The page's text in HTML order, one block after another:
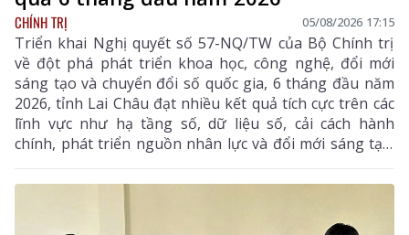
CHÍNH TRỊ 05/08/2026 17:15
Triển khai Nghị quyết số 57-NQ/TW của Bộ Chính trị
về đột phá phát triển khoa học, công nghệ, đổi mới
sáng tạo và chuyển đổi số quốc gia, 6 tháng đầu năm
2026, tỉnh Lai Châu đạt nhiều kết quả tích cực trên các
lĩnh vực như hạ tầng số, dữ liệu số, cải cách hành
chính, phát triển nguồn nhân lực và đổi mới sáng tạo.
Trong 6 tháng cuối năm, tỉnh tiếp tục tập trung thực
hiện các nhiệm vụ trọng tâm, tạo chuyển biến mạnh
mẽ trong phát triển khoa học, công nghệ, đổi mới
sáng tạo và chuyển đổi số.